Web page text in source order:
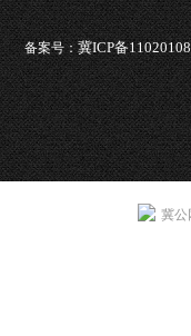
备案号：冀ICP备
冀公